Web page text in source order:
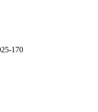
170